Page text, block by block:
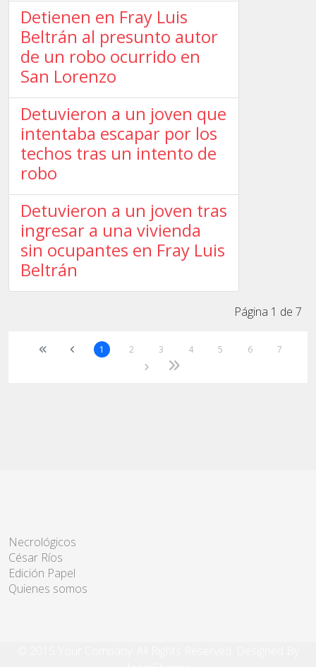
Detienen en Fray Luis
Beltrán al presunto autor
de un robo ocurrido en
San Lorenzo
Detuvieron a un joven que
intentaba escapar por los
techos tras un intento de
robo
Detuvieron a un joven tras
ingresar a una vivienda
sin ocupantes en Fray Luis
Beltrán
Página 1 de 7
1 2 3 4 5 6 7
Necrológicos
César Ríos
Edición Papel
Quienes somos